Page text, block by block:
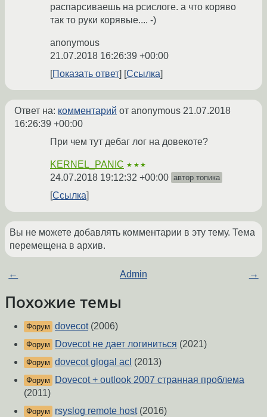
распарсиваешь на рсислоге. а что коряво
так то руки корявые.... -)
anonymous
21.07.2018 16:26:39 +00:00
Показать ответ
Ссылка
Ответ на: комментарий от anonymous 21.07.2018
16:26:39 +00:00
При чем тут дебаг лог на довекоте?
KERNEL_PANIC ★★★
24.07.2018 19:12:32 +00:00 автор топика
Ссылка
Вы не можете добавлять комментарии в эту тему. Тема
перемещена в архив.
← Admin →
Похожие темы
Форум dovecot(2006)
Форум Dovecot не дает логиниться (2021)
Форум dovecot glogal acl (2013)
Форум
Dovecot + outlook 2007 странная проблема
(2011)
Форум rsyslog remote host(2016)